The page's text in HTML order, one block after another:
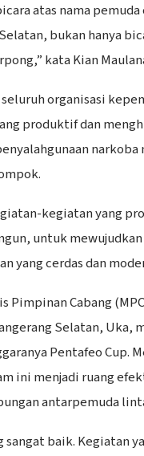
atas nama
bukan hanya
kata Kian
organisasi
produktif dan
narkoba
kegiatan yang
untuk
yang cerdas dan
Pimpinan Cabang
Selatan, Uka,
Pentafeo Cup.
ini menjadi ruang
antarpemuda
sangat baik. Kegiatan